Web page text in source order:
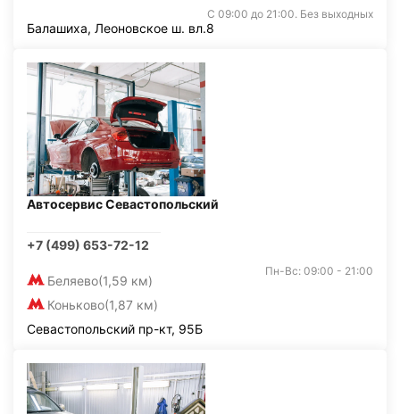
С 09:00 до 21:00. Без выходных
Балашиха, Леоновское ш. вл.8
Автосервис Севастопольский
+7 (499) 653-72-12
Беляево(1,59 км)
Коньково(1,87 км)
Пн-Вс: 09:00 - 21:00
Севастопольский пр-кт, 95Б